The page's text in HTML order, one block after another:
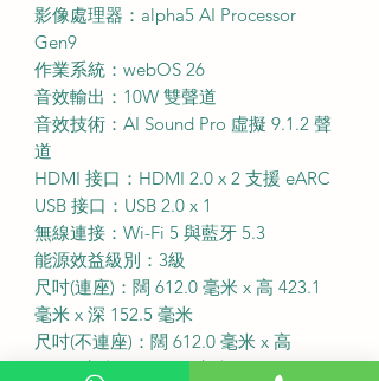
影像處理器：alpha5 AI Processor
Gen9
作業系統：webOS 26
音效輸出：10W 雙聲道
音效技術：AI Sound Pro 虛擬 9.1.2 聲
道
HDMI 接口：HDMI 2.0 x 2 支援 eARC
USB 接口：USB 2.0 x 1
無線連接：Wi-Fi 5 與藍牙 5.3
能源效益級別：3級
尺吋(連座)：闊 612.0 毫米 x 高 423.1
毫米 x 深 152.5 毫米
尺吋(不連座)：闊 612.0 毫米 x 高
368.5 毫米 x 深 73.9 毫米